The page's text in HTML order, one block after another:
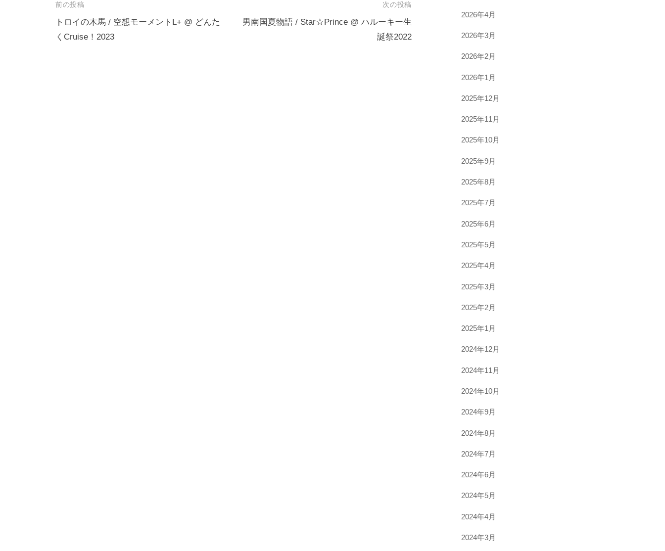
投
稿
ナ
前の投稿
トロイの木馬 / 空想モーメントL+ @ どんた
くCruise！2023
次の投稿
男南国夏物語 / Star☆Prince @ ハルーキー生
誕祭2022
2026年4月
2026年3月
2026年2月
2026年1月
2025年12月
2025年11月
2025年10月
2025年9月
2025年8月
2025年7月
2025年6月
2025年5月
2025年4月
2025年3月
2025年2月
2025年1月
2024年12月
2024年11月
2024年10月
2024年9月
2024年8月
2024年7月
2024年6月
2024年5月
2024年4月
2024年3月